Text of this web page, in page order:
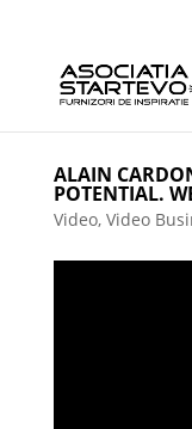
ALAIN
POTENTIAL.
Video, Video